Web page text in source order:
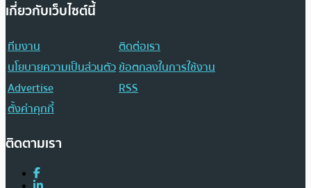
เกี่ยวกับเว็บไซต์นี้
ทีมงาน
ติดต่อเรา
นโยบายความเป็นส่วนตัวข้อตกลงในการใช้งาน
Advertise
RSS
ตั้งค่าคุกกี้
ติดตามเรา